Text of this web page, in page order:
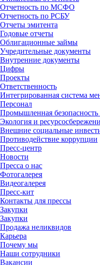
Отчетность по МСФО
Отчетность по РСБУ
Отчеты эмитента
Годовые отчеты
Облигационные займы
Учредительные документы
Внутренние документы
Цифры
Проекты
Ответственность
Интегрированная система
Персонал
Промышленная безопасность
Экология и
Внешние социальные
Противодействие коррупции
Пресс-центр
Новости
Пресса о нас
Фотогалерея
Видеогалерея
Пресс-кит
Контакты для прессы
Закупки
Закупки
Продажа неликвидов
Карьера
Почему мы
Наши сотрудники
Вакансии